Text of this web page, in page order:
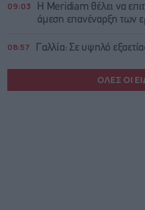
09:03
Η Meridiam θέλει να
άμεση επανέναρξη των
08:57 Γαλλία: Σε υψηλό
ΟΛΕΣ ΟΙ